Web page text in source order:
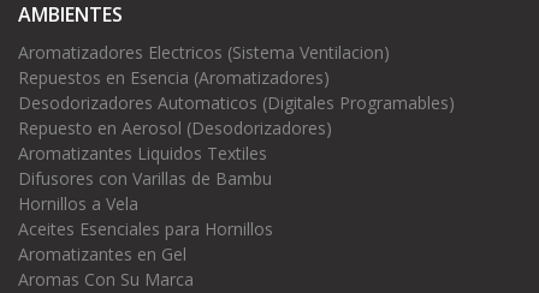
AMBIENTES
Aromatizadores Electricos (Sistema Ventilacion)
Repuestos en Esencia (Aromatizadores)
Desodorizadores Automaticos (Digitales Programables)
Repuesto en Aerosol (Desodorizadores)
Aromatizantes Liquidos Textiles
Difusores con Varillas de Bambu
Hornillos a Vela
Aceites Esenciales para Hornillos
Aromatizantes en Gel
Aromas Con Su Marca